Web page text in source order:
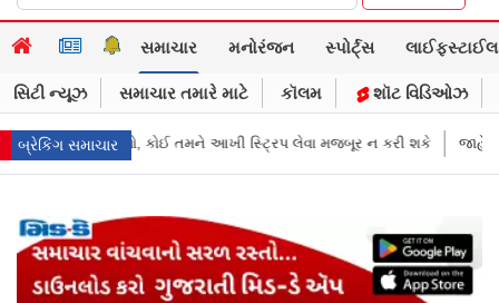
સમાચાર મનોરંજન સ્પોર્ટ્સ લાઈફસ્ટાઈલ
સિટી ન્યૂઝ સમાચાર તમારે માટે કૉલમ શૉટ વિડિઓઝ
બ્રેકિંગ સમાચાર
લેવા મજબૂર ન કરી શકે જાહેરખબરોથી લોકોને મિસગાઇડ કરનારી